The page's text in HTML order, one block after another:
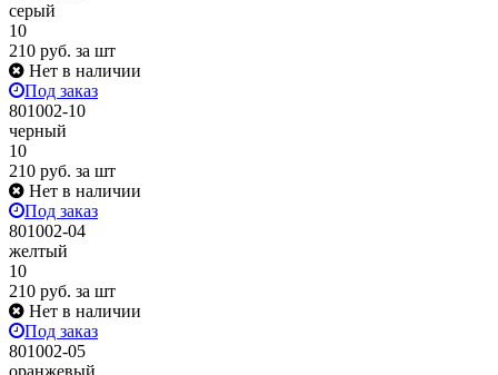
серый
10
210 руб. за шт
Нет в наличии
Под заказ
801002-10
черный
10
210 руб. за шт
Нет в наличии
Под заказ
801002-04
желтый
10
210 руб. за шт
Нет в наличии
Под заказ
801002-05